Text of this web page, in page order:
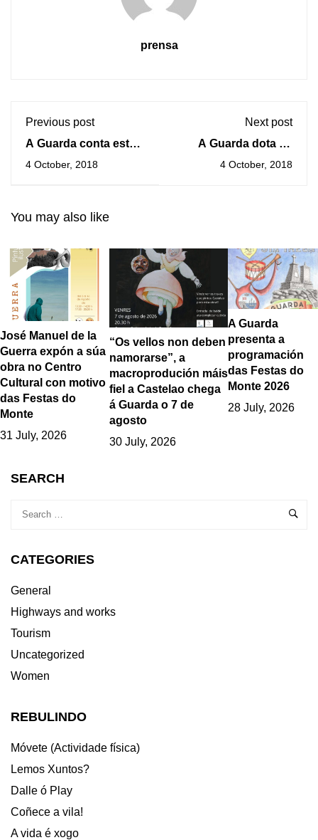
prensa
Previous post
A Guarda conta esta
fin de semana con
4 October, 2018
Next post
A Guarda dota de
internet de alta
4 October, 2018
You may also like
José Manuel de la
Guerra expón a súa
obra no Centro
Cultural con motivo
das Festas do
Monte
31 July, 2026
“Os vellos non deben
namorarse”, a
macroprodución máis
fiel a Castelao chega
á Guarda o 7 de
agosto
30 July, 2026
A Guarda
presenta a
programación
das Festas do
Monte 2026
28 July, 2026
SEARCH
CATEGORIES
General
Highways and works
Tourism
Uncategorized
Women
REBULINDO
Móvete (Actividade física)
Lemos Xuntos?
Dalle ó Play
Coñece a vila!
A vida é xogo